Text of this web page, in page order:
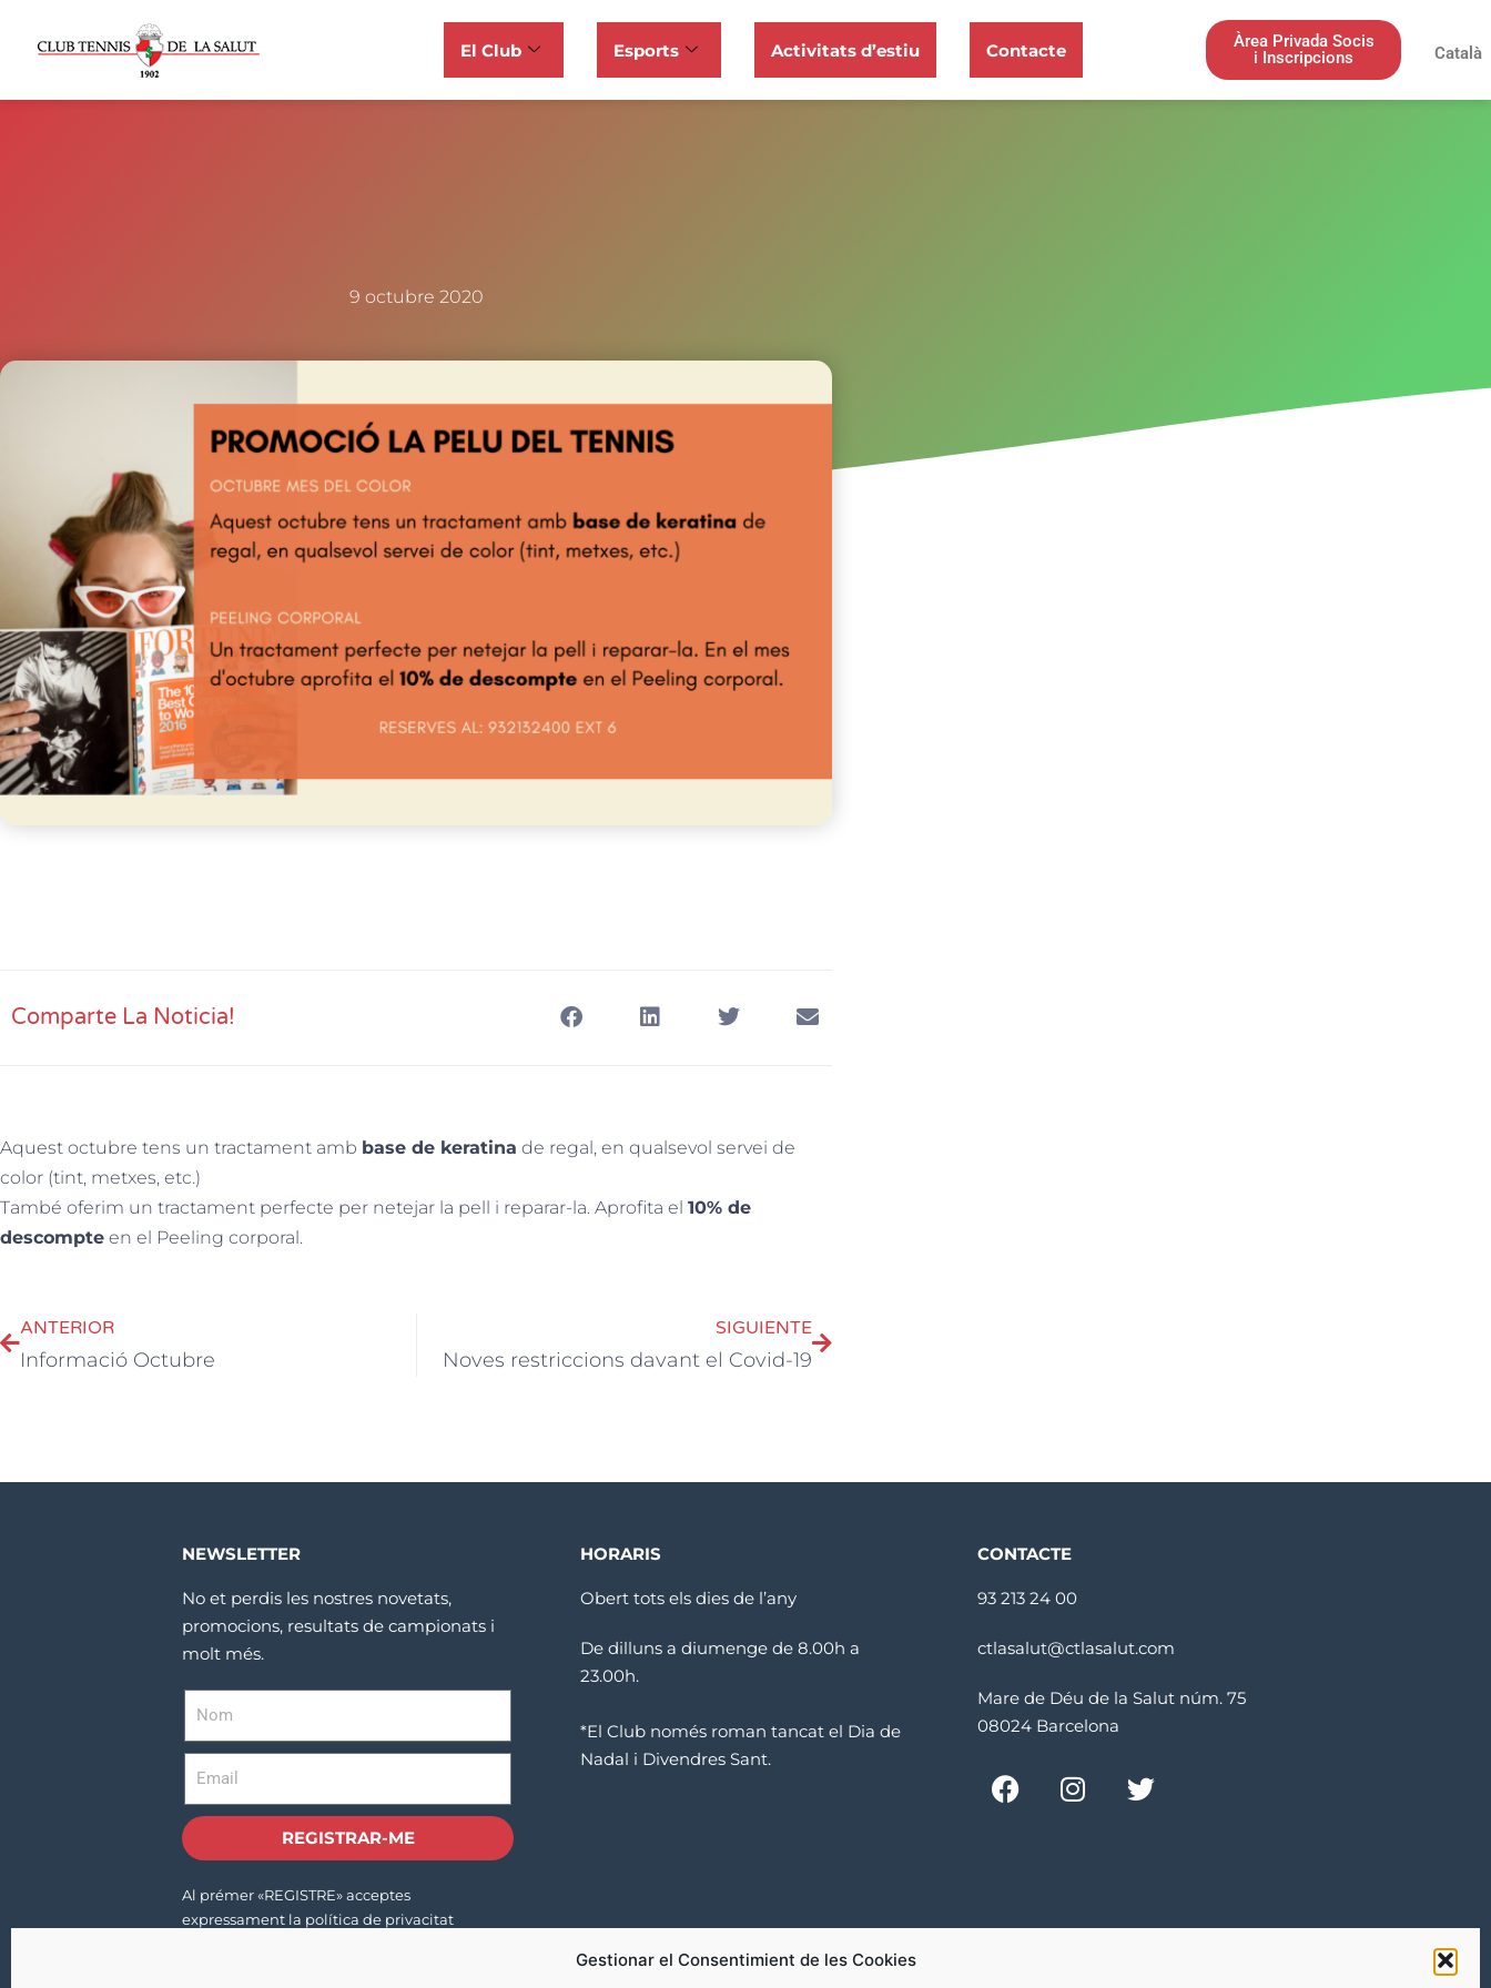
Gestionar el Consentimient de les Cookies
El Club Esports Activitats d’estiu Contacte
Àrea Privada Socis
i Inscripcions
Català
9 octubre 2020
Comparte La Noticia!
Aquest octubre tens un tractament amb base de keratina de regal, en qualsevol servei de
color (tint, metxes, etc.)
També oferim un tractament perfecte per netejar la pell i reparar-la. Aprofita el 10% de
descompte en el Peeling corporal.
ANTERIOR
Informació Octubre
SIGUIENTE
Noves restriccions davant el Covid-19
NEWSLETTER
No et perdis les nostres novetats,
promocions, resultats de campionats i
molt més.
REGISTRAR-ME
Al prémer «REGISTRE» acceptes
expressament la política de privacitat
HORARIS
Obert tots els dies de l’any
De dilluns a diumenge de 8.00h a
23.00h.
*El Club només roman tancat el Dia de
Nadal i Divendres Sant.
CONTACTE
93 213 24 00
ctlasalut@ctlasalut.com
Mare de Déu de la Salut núm. 75
08024 Barcelona